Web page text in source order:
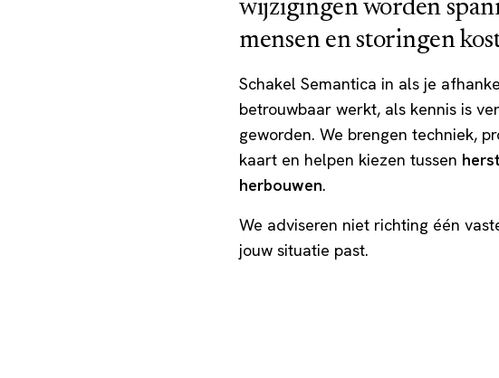
wijzigingen worden
mensen en storingen
Schakel Semantica in als je
betrouwbaar werkt, als kennis is
geworden. We brengen techniek,
kaart en helpen kiezen tussen
herbouwen.
We adviseren niet richting één
jouw situatie past.